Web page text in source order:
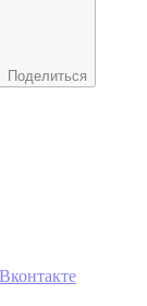
Поделиться
Вконтакте